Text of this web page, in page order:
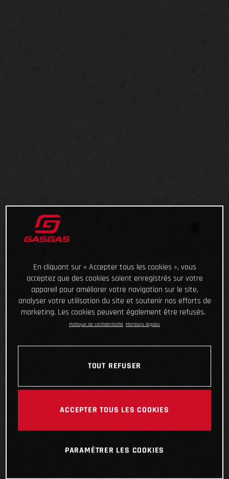
En cliquant sur « Accepter tous les cookies », vous
acceptez que des cookies soient enregistrés sur votre
appareil pour améliorer votre navigation sur le site,
analyser votre utilisation du site et soutenir nos efforts de
marketing. Les cookies peuvent également être refusés.
Politique de confidentialité Mentions légales
TOUT REFUSER
ACCEPTER TOUS LES COOKIES
PARAMÉTRER LES COOKIES